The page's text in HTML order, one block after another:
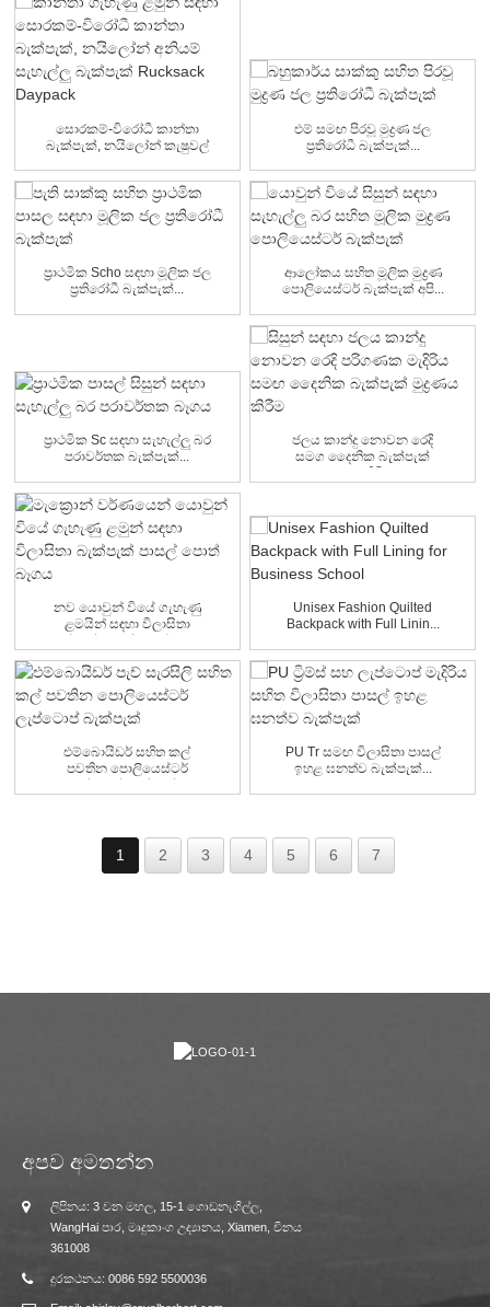
සොරකම්-විරෝධී කාන්තා
බැක්පැක්, නයිලෝන් කැෂුවල්
එම් සමඟ පිරවූ මුද්‍රණ ජල
ප්‍රතිරෝධී බැක්පැක්...
ප්‍රාථමික Scho සඳහා මූලික ජල
ප්‍රතිරෝධී බැක්පැක්...
ආලෝකය සහිත මූලික මුද්‍රණ
පොලියෙස්ටර් බැක්පැක් අපි...
ප්‍රාථමික Sc සඳහා සැහැල්ලු බර
පරාවර්තක බැක්පැක්...
ජලය කාන්දු නොවන රෙදි
සමග දෛනික බැක්පැක්
නව යොවුන් වියේ ගැහැණු
ළමයින් සඳහා විලාසිතා
...
Unisex Fashion Quilted
Backpack with Full Linin...
එම්බොයිඩර් සහිත කල්
පවතින පොලියෙස්ටර්
ලැප්ටොප් බැක්පැක්...
PU Tr සමඟ විලාසිතා පාසල්
ඉහළ ඝනත්ව බැක්පැක්...
1 2 3 4 5 6 7
අපව අමතන්න
ලිපිනය: 3 වන මහල, 15-1 ගොඩනැගිල්ල,
WangHai පාර, මෘදුකාංග උද්‍යානය, Xiamen, චීනය
361008
දුරකථනය: 0086 592 5500036